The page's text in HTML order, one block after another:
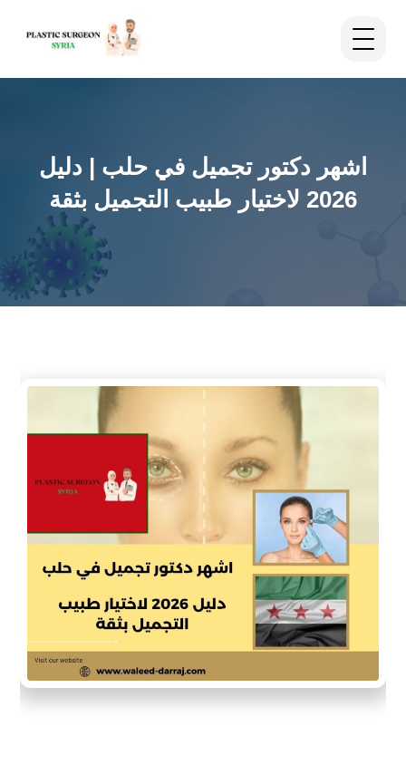
اشهر دكتور تجميل في حلب | دليل
2026 لاختيار طبيب التجميل بثقة